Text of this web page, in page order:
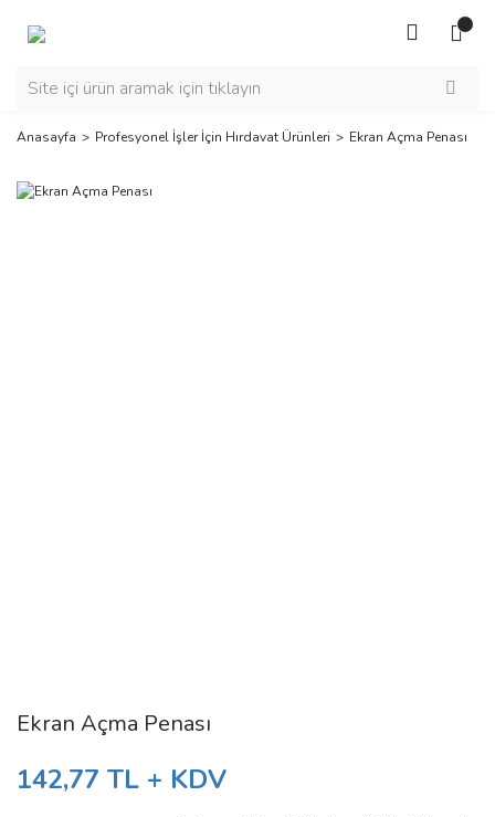
Anasayfa Profesyonel İşler İçin Hırdavat Ürünleri Ekran Açma Penası
Ekran Açma Penası
142,77 TL + KDV